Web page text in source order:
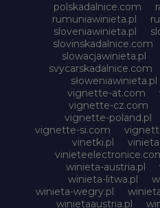
polskadalnice.com
rumuniawinieta.pl
sloveniawinieta.pl
slovinskadalnice.com
slowacjawinieta.pl
svycarskadalnice.com
słoweniawinieta.pl
vignette-at.com
vignette-cz.com
vignette-poland.pl
vignette-si.com
vinetki.pl
winieta-austria.pl
winieta-litwa.pl
winieta-wegry.pl
winietaaustria.pl